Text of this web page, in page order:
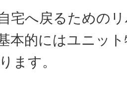
宅へ戻るための
本的にはユニッ
ます。